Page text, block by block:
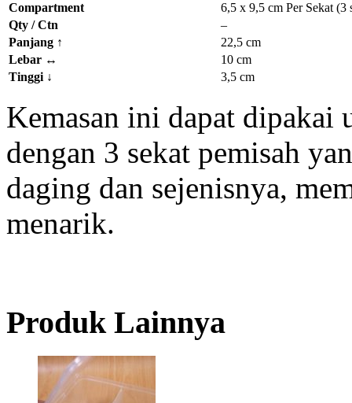
Compartment
6,5 x 9,5 cm Per Sekat (3
Qty / Ctn
–
Panjang ↑
22,5 cm
Lebar ↔
10 cm
Tinggi ↓ 3,5 cm
Kemasan ini dapat dipakai
dengan 3 sekat pemisah
daging dan sejenisnya,
menarik.
Produk Lainnya